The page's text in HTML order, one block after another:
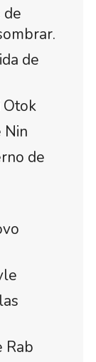
de
de
Otok
Nin
de
Rab